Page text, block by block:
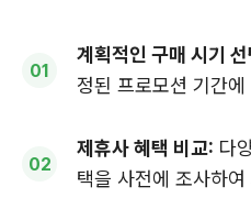
계획적인 구매 시기
정된 프로모션 기간
제휴사 혜택 비교: 다
택을 사전에 조사하